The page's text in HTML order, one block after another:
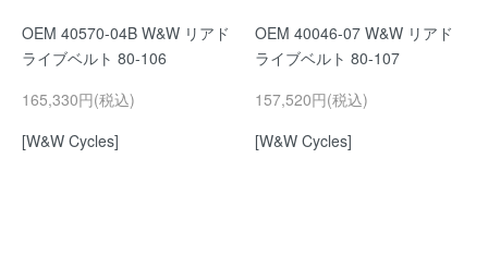
OEM 40570-04B W&W リアド
ライブベルト 80-106
165,330円(税込)
[W&W Cycles]
OEM 40046-07 W&W リアド
ライブベルト 80-107
157,520円(税込)
[W&W Cycles]